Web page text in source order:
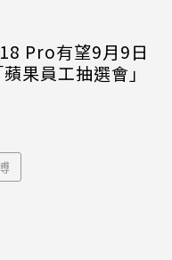
Pro有望9月9日
果員工抽選會」